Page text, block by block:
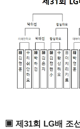
▣ 제31회 LG배 조